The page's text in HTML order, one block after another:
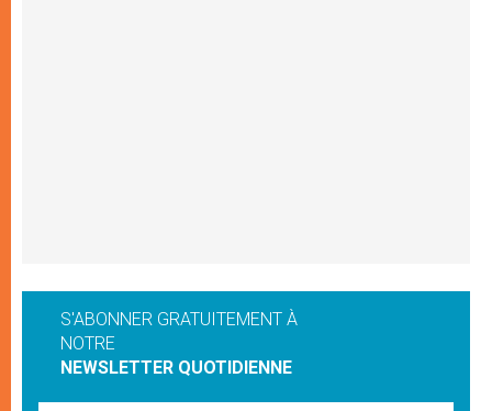
S'ABONNER GRATUITEMENT À
NOTRE
NEWSLETTER QUOTIDIENNE